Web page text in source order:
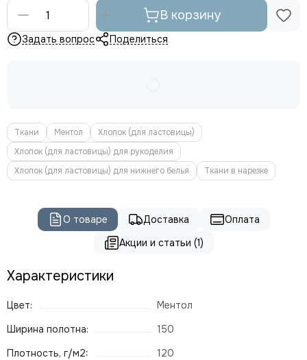
В корзину
Задать вопрос Поделиться
Ткани Ментол
Хлопок (для ластовицы)
Хлопок (для ластовицы) для рукоделия
Хлопок (для ластовицы) для нижнего белья
Ткани в нарезке
О товаре Доставка
Оплата
Акции и статьи (1)
Характеристики
Цвет:
Ментол
Ширина полотна:
150
Плотность, г/м2:
120